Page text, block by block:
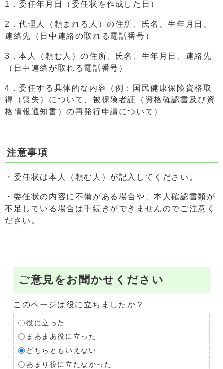
1．委任年月日（委任状を作成した日）
2．代理人（頼まれる人）の住所、氏名、生年月日、
連絡先（日中連絡の取れる電話番号）
3．本人（頼む人）の住所、氏名、生年月日、連絡先
（日中連絡が取れる電話番号）
4．委任する具体的な内容（例：国民健康保険資格取
得（喪失）について、被保険者証（資格確認書及び資
格情報通知書）の再発行申請について）
注意事項
・委任状は本人（頼む人）が記入してください。
・委任状の内容に不備がある場合や、本人確認書類が
不足している場合は手続きができませんのでご注意く
ださい。
ご意見をお聞かせください
このページは役に立ちましたか？
役に立った
まあまあ役に立った
どちらともいえない
あまり役に立たなかった